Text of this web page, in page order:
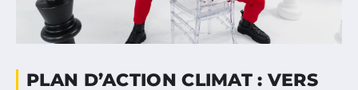
PLAN D’ACTION CLIMAT : VERS